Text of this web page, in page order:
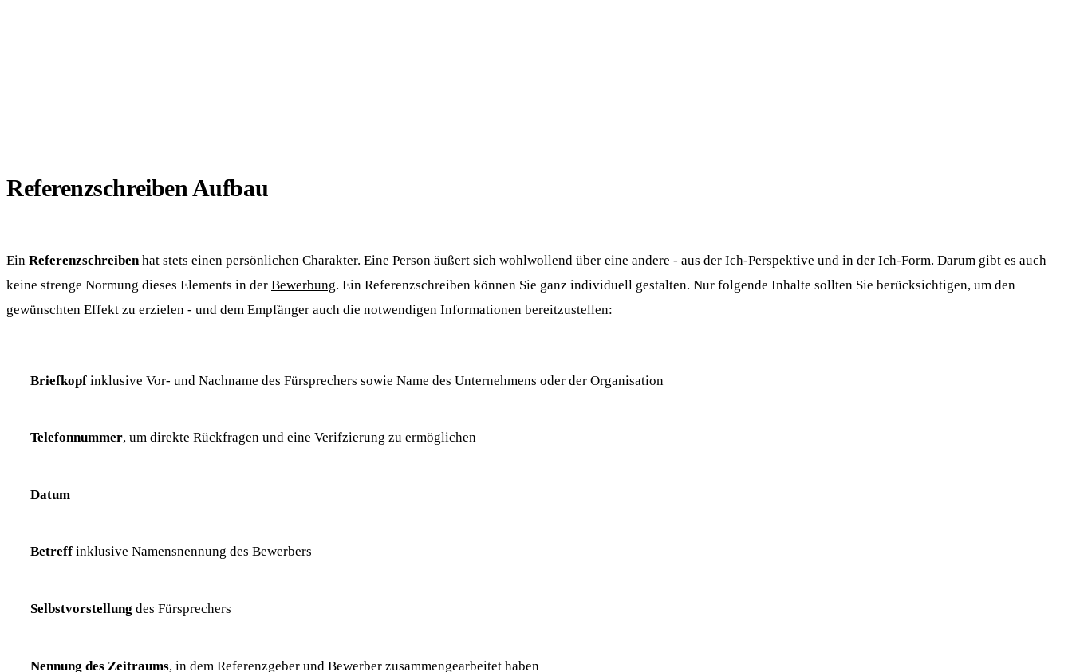
Referenzschreiben Aufbau
Ein Referenzschreiben hat stets einen persönlichen Charakter. Eine Person äußert sich wohlwollend über eine andere - aus der Ich-Perspektive und in der Ich-Form. Darum gibt es auch
keine strenge Normung dieses Elements in der Bewerbung. Ein Referenzschreiben können Sie ganz individuell gestalten. Nur folgende Inhalte sollten Sie berücksichtigen, um den
gewünschten Effekt zu erzielen - und dem Empfänger auch die notwendigen Informationen bereitzustellen:
Briefkopfinklusive Vor- und Nachname des Fürsprechers sowie Name des Unternehmens oder der Organisation
Telefonnummer, um direkte Rückfragen und eine Verifzierung zu ermöglichen
Datum
Betreffinklusive Namensnennung des Bewerbers
Selbstvorstellung des Fürsprechers
Nennung des Zeitraums, in dem Referenzgeber und Bewerber zusammengearbeitet haben